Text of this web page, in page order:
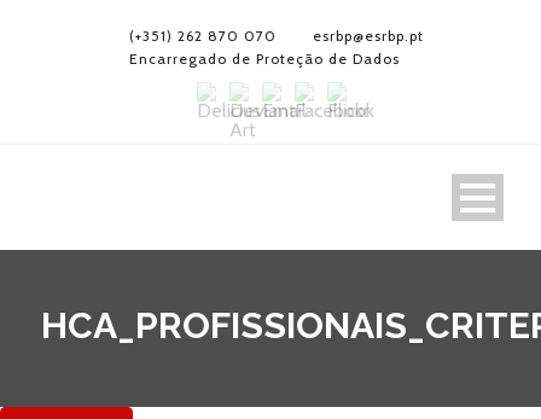
(+351) 262 870 070
esrbp@esrbp.pt
Encarregado de Proteção de Dados